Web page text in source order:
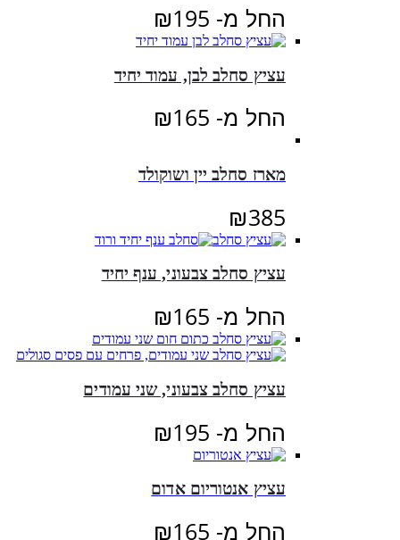
החל מ- ₪195
עציץ סחלב לבן, עמוד יחיד
החל מ- ₪165
מארז סחלב יין ושוקולד
₪385
עציץ סחלב צבעוני, ענף יחיד
החל מ- ₪165
עציץ סחלב צבעוני, שני עמודים
החל מ- ₪195
עציץ אנטוריום אדום
החל מ- ₪165